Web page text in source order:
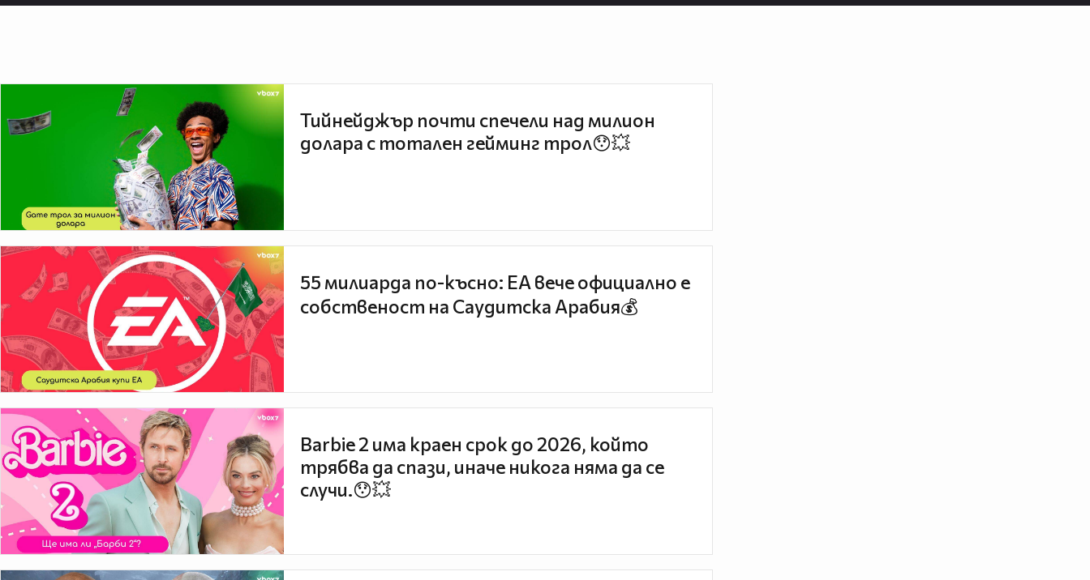
Тийнейджър почти спечели над милион
долара с тотален гейминг трол😯💥
55 милиарда по-късно: EA вече официално е
собственост на Саудитска Арабия💰
Barbie 2 има краен срок до 2026, който
трябва да спази, иначе никога няма да се
случи.😯💥